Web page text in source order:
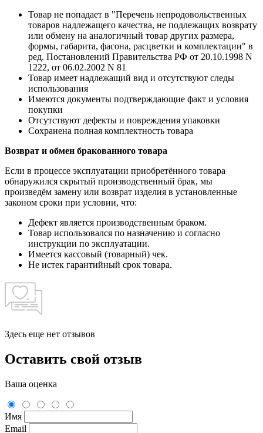
Товар не попадает в "Перечень непродовольственных
товаров надлежащего качества, не подлежащих возврату
или обмену на аналогичный товар других размера,
формы, габарита, фасона, расцветки и комплектации" в
ред. Постановлений Правительства РФ от 20.10.1998 N
1222, от 06.02.2002 N 81
Товар имеет надлежащий вид и отсутствуют следы
использования
Имеются документы подтверждающие факт и условия
покупки
Отсутствуют дефекты и повреждения упаковки
Сохранена полная комплектность товара
Возврат и обмен бракованного товара
Если в процессе эксплуатации приобретённого товара
обнаружился скрытый производственный брак, мы
произведём замену или возврат изделия в установленные
законом сроки при условии, что:
Дефект является производственным браком.
Товар использовался по назначению и согласно
инструкции по эксплуатации.
Имеется кассовый (товарный) чек.
Не истек гарантийный срок товара.
Здесь еще нет отзывов
Оставить свой отзыв
Ваша оценка
Имя
Email